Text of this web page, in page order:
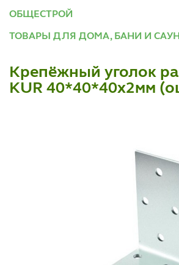
ОБЩЕСТРОЙ
ТОВАРЫ ДЛЯ ДОМА, БАНИ И САУН
Крепёжный уголок
KUR 40*40*40х2мм